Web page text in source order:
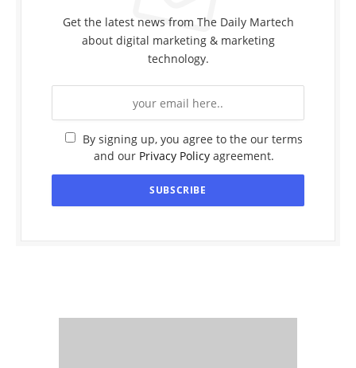
Get the latest news from The Daily Martech
about digital marketing & marketing
technology.
By signing up, you agree to the our terms
and our Privacy Policyagreement.